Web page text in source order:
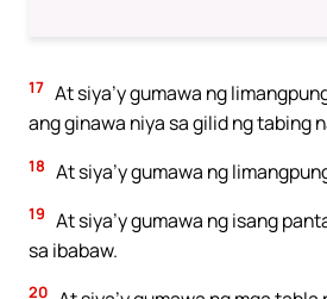
17 At siya’y gumawa ng
ang ginawa niya sa gilid ng tabing
18 At siya’y gumawa ng
19 At siya’y gumawa ng isang
sa ibabaw.
20